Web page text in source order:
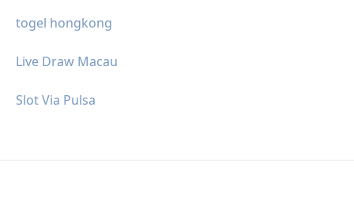
togel hongkong
Live Draw Macau
Slot Via Pulsa